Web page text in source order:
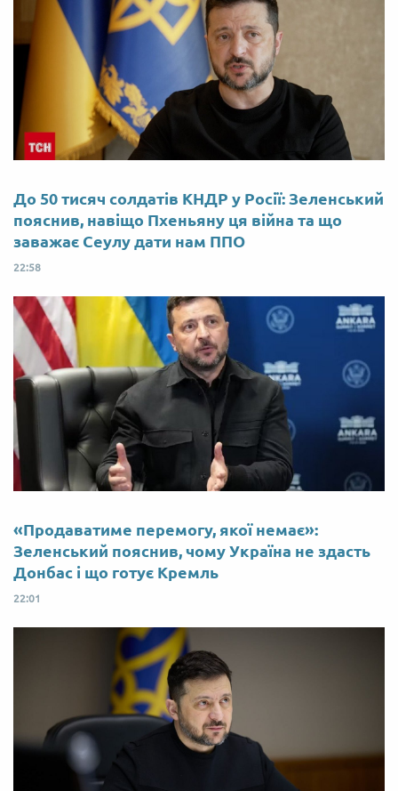
До 50 тисяч солдатів КНДР у Росії: Зеленський
пояснив, навіщо Пхеньяну ця війна та що
заважає Сеулу дати нам ППО
22:58
«Продаватиме перемогу, якої немає»:
Зеленський пояснив, чому Україна не здасть
Донбас і що готує Кремль
22:01